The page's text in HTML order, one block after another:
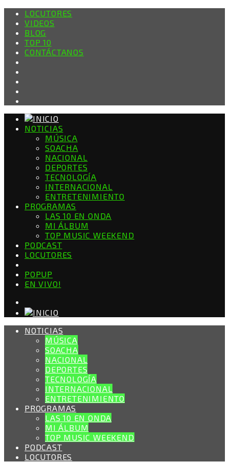
LOCUTORES
VIDEOS
BLOG
TOP 10
CONTÁCTANOS
NOTICIAS
MÚSICA
SOACHA
NACIONAL
DEPORTES
TECNOLOGÍA
INTERNACIONAL
ENTRETENIMIENTO
PROGRAMAS
LAS 10 EN ONDA
MI ÁLBUM
TOP MUSIC WEEKEND
PODCAST
LOCUTORES
POPUP
EN VIVO!
NOTICIAS
MÚSICA
SOACHA
NACIONAL
DEPORTES
TECNOLOGÍA
INTERNACIONAL
ENTRETENIMIENTO
PROGRAMAS
LAS 10 EN ONDA
MI ÁLBUM
TOP MUSIC WEEKEND
PODCAST
LOCUTORES